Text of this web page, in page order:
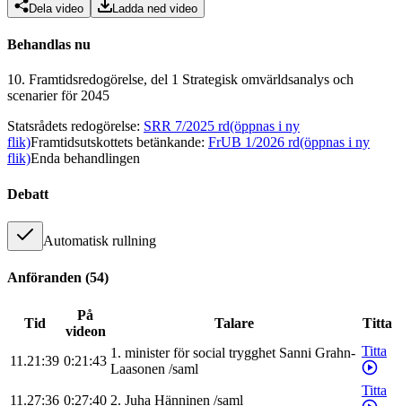
Dela video Ladda ned video
Behandlas nu
10. Framtidsredogörelse, del 1 Strategisk omvärldsanalys och
scenarier för 2045
Statsrådets redogörelse: SRR 7/2025 rd(öppnas i ny
flik)Framtidsutskottets betänkande: FrUB 1/2026 rd(öppnas i ny
flik)Enda behandlingen
Debatt
Automatisk rullning
Anföranden (54)
Tid
På
videon
Talare Titta
11.21:39 0:21:43
1. minister för social trygghet Sanni Grahn-
Laasonen /saml
Titta
11.27:36 0:27:40 2. Juha Hänninen /saml
Titta